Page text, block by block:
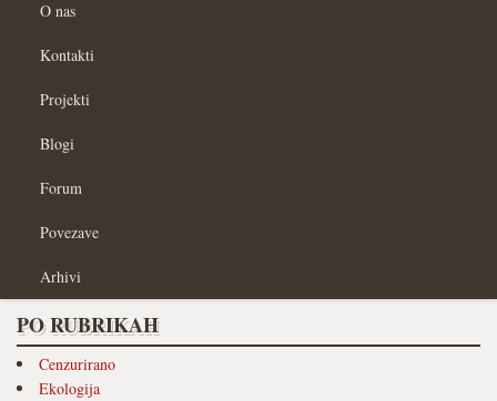
O nas
Kontakti
Projekti
Blogi
Forum
Povezave
Arhivi
PO RUBRIKAH
Cenzurirano
Ekologija